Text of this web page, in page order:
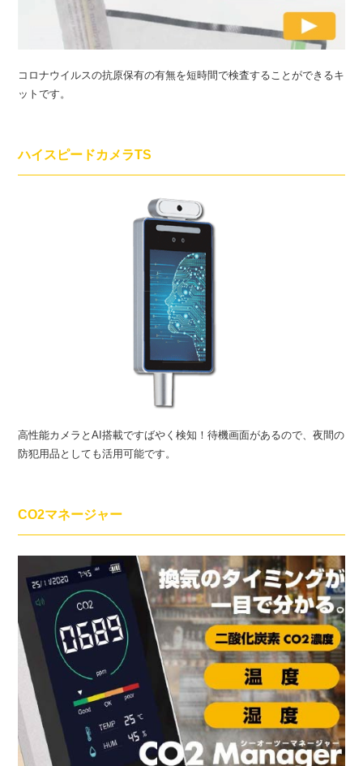
コロナウイルスの抗原保有の有無を短時間で検査することができるキ
ットです。
ハイスピードカメラTS
高性能カメラとAI搭載ですばやく検知！待機画面があるので、夜間の
防犯用品としても活用可能です。
CO2マネージャー